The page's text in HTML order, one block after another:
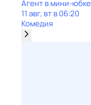
Агент в мини-юбке
11 авг, вт в 06:20
Комедия